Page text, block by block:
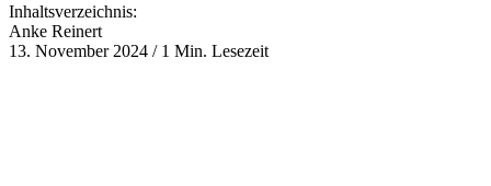
Inhaltsverzeichnis:
Anke Reinert
13. November 2024 /1 Min. Lesezeit